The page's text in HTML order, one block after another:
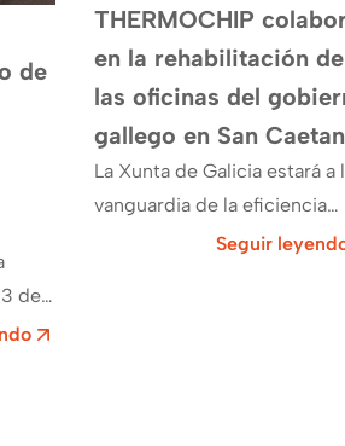
de
de
la
THERMOCHIP
en la rehabilitación de
las oficinas del
gallego en San
La Xunta de Galicia estará a
vanguardia de la eficiencia
energética en sus
Seguir